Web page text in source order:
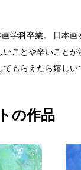
学科卒業。 日本
ことや辛いこと
てもらえたら嬉し
の作品